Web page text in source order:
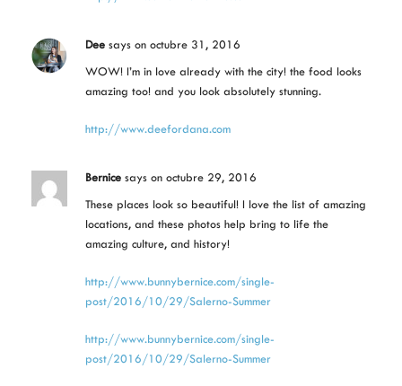
Dee says on octubre 31, 2016
WOW! I’m in love already with the city! the food looks
amazing too! and you look absolutely stunning.
http://www.deefordana.com
Bernice says on octubre 29, 2016
These places look so beautiful! I love the list of amazing
locations, and these photos help bring to life the
amazing culture, and history!
http://www.bunnybernice.com/single-
post/2016/10/29/Salerno-Summer
http://www.bunnybernice.com/single-
post/2016/10/29/Salerno-Summer